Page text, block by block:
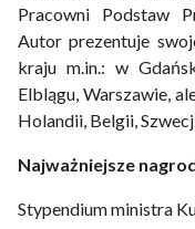
Pracowni Podstaw
Autor prezentuje
kraju m.in.: w
Elblągu, Warszawie,
Holandii, Belgii,
Najważniejsze
Stypendium ministra